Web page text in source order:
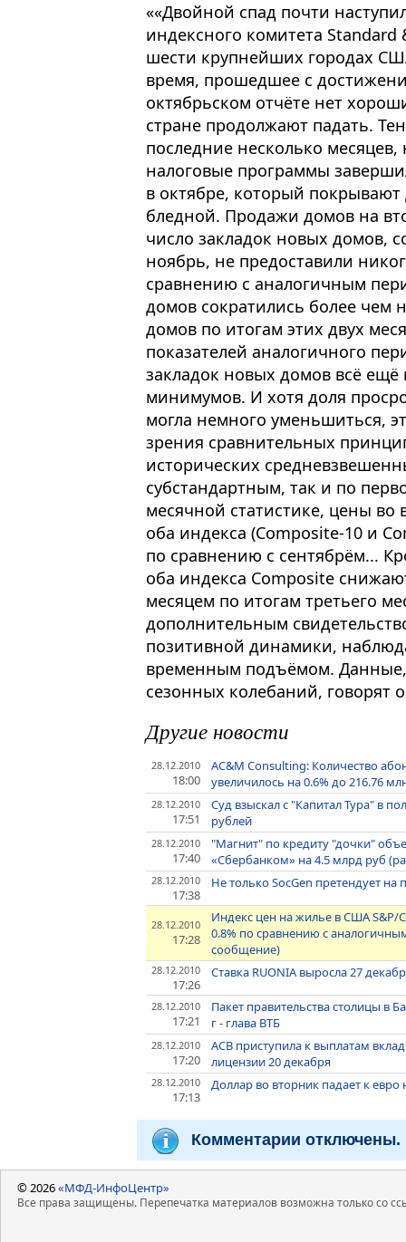
««Двойной спад почти
индексного комитета Standard
шести крупнейших городах
время, прошедшее с
октябрьском отчёте нет
стране продолжают падать.
последние несколько
налоговые программы
в октябре, который
бледной. Продажи домов на
число закладок новых домов,
ноябрь, не предоставили
сравнению с аналогичным
домов сократились более чем
домов по итогам этих двух
показателей аналогичного
закладок новых домов всё ещё
минимумов. И хотя доля
могла немного уменьшиться,
зрения сравнительных
исторических
субстандартным, так и по
месячной статистике, цены во
оба индекса (Composite-10 и
по сравнению с сентябрём...
оба индекса Composite
месяцем по итогам третьего
дополнительным
позитивной динамики,
временным подъёмом.
сезонных колебаний, говорят
Другие новости
28.12.2010
18:00
AC&M Consulting: Количество
увеличилось на 0.6% до 216.76
28.12.2010
17:51
Суд взыскал с "Капитал Тура" в
рублей
28.12.2010
17:40
"Магнит" по кредиту "дочки"
«Сбербанком» на 4.5 млрд руб
28.12.2010
17:38
Не только SocGen претендует на
28.12.2010
17:28
Индекс цен на жилье в США S&P/
0.8% по сравнению с
сообщение)
28.12.2010
17:26
Ставка RUONIA выросла 27
28.12.2010
17:21
Пакет правительства столицы в
г - глава ВТБ
28.12.2010
17:20
АСВ приступила к выплатам
лицензии 20 декабря
28.12.2010
17:13
Доллар во вторник падает к
Комментарии отключены.
© 2026«МФД-ИнфоЦентр»
Все права защищены. Перепечатка материалов возможна только со